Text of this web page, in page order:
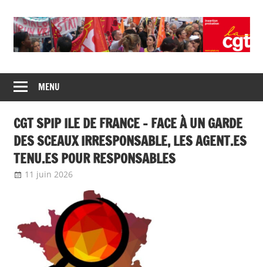
CGT
insertion
probation
de
syndicats
CGT
insertion
probation
MENU
CGT SPIP ILE DE FRANCE – FACE À UN GARDE
DES SCEAUX IRRESPONSABLE, LES AGENT.ES
TENU.ES POUR RESPONSABLES
11 juin 2026